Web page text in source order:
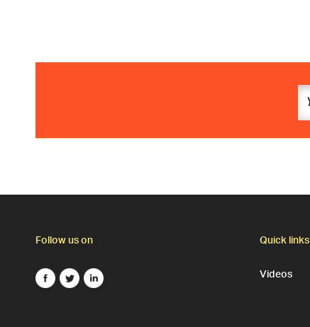
Follow us on
Quick links
Videos